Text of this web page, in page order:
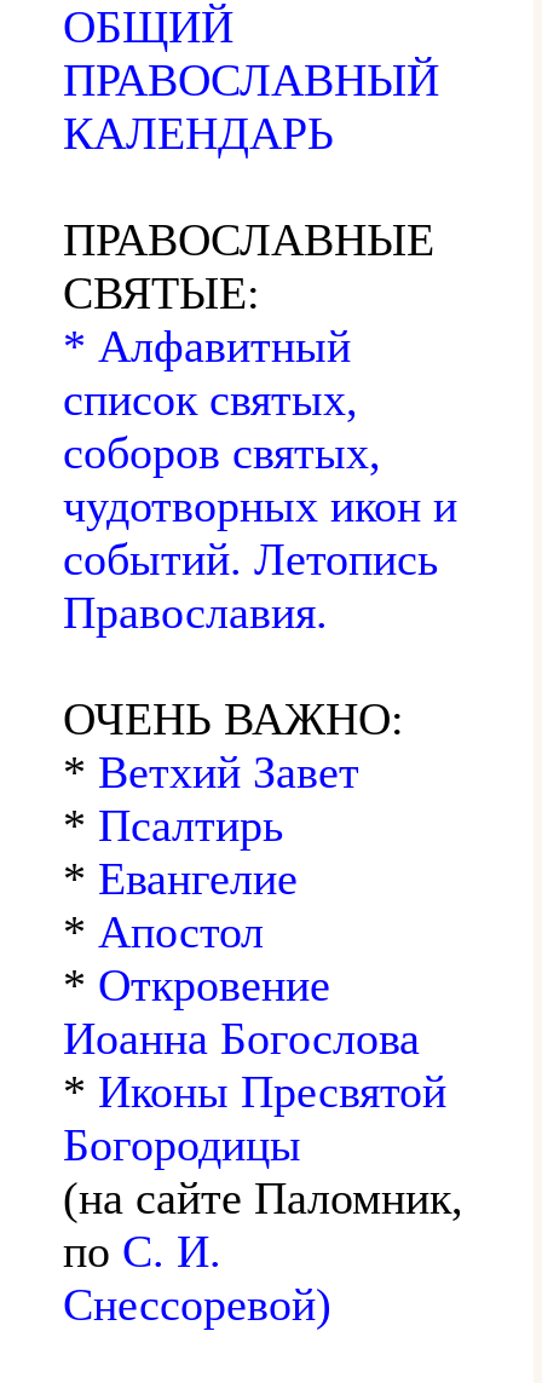
ОБЩИЙ
ПРАВОСЛАВНЫЙ
КАЛЕНДАРЬ
ПРАВОСЛАВНЫЕ
СВЯТЫЕ:
* Алфавитный
список святых,
соборов святых,
чудотворных икон и
событий. Летопись
Православия.
ОЧЕНЬ ВАЖНО:
* Ветхий Завет
* Псалтирь
* Евангелие
* Апостол
* Откровение
Иоанна Богослова
* Иконы Пресвятой
Богородицы
(на сайте Паломник,
по С. И.
Снессоревой)